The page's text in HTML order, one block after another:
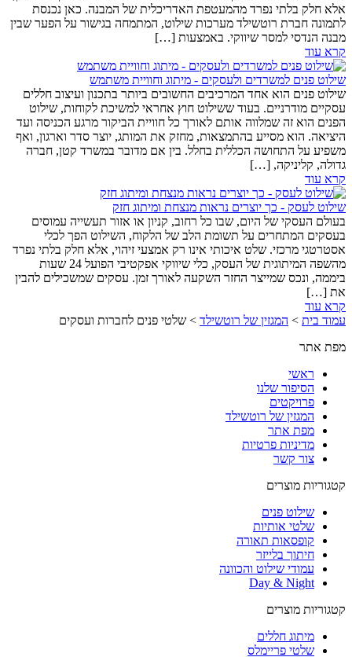
אלא חלק בלתי נפרד מהמעטפת האדריכלית של המבנה. כאן נכנסת
לתמונה חברת רוטשילד מערכות שילוט, המתמחה בגישור על הפער שבין
מבנה הנדסי למסר שיווקי. באמצעות […]
קרא עוד
שילוט פנים למשרדים ולעסקים - מיתוג וחוויית משתמש
שילוט פנים הוא אחד המרכיבים החשובים ביותר בתכנון ועיצוב חללים
עסקיים מודרניים. בעוד ששילוט חוץ אחראי למשיכת לקוחות, שילוט
הפנים הוא זה שמלווה אותם לאורך כל חוויית הביקור מרגע הכניסה ועד
היציאה. הוא מסייע בהתמצאות, מחזק את המותג, יוצר סדר וארגון, ואף
משפיע על התחושה הכללית בחלל. בין אם מדובר במשרד קטן, חברה
גדולה, קליניקה, […]
קרא עוד
שילוט לעסק - כך יוצרים נראות מנצחת ומיתוג חזק
בעולם העסקי של היום, שבו כל רחוב, קניון או אזור תעשייה עמוסים
בעסקים המתחרים על תשומת הלב של הלקוח, השילוט הפך לכלי
אסטרטגי מרכזי. שלט איכותי אינו רק אמצעי זיהוי, אלא חלק בלתי נפרד
מהשפה המיתוגית של העסק, כלי שיווקי אפקטיבי הפועל 24 שעות
ביממה, ונכס שמייצר החזר השקעה לאורך זמן. עסקים שמשכילים להבין
את […]
קרא עוד
עמוד בית > המגזין של רוטשילד > שלטי פנים לחברות ועסקים
מפת אתר
ראשי
הסיפור שלנו
פרויקטים
המגזין של רוטשילד
מפת אתר
מדיניות פרטיות
צור קשר
קטגוריות מוצרים
שילוט פנים
שלטי אותיות
קופסאות תאורה
חיתוך בלייזר
עמודי שילוט והכוונה
Day & Night
קטגוריות מוצרים
מיתוג חללים
שלטי פריימלס